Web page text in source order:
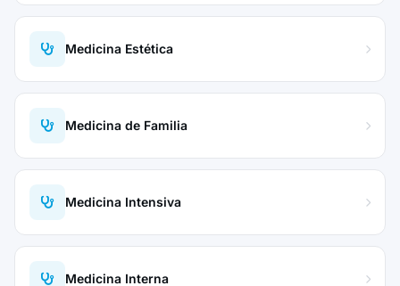
Medicina Estética
Medicina de Familia
Medicina Intensiva
Medicina Interna